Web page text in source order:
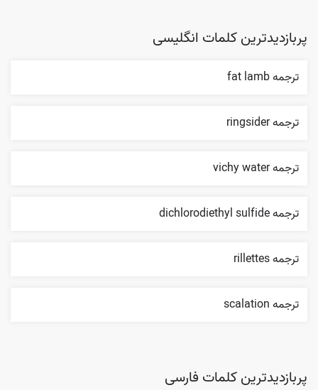
پربازدیدترین کلمات انگلیسی
ترجمه fat lamb
ترجمه ringsider
ترجمه vichy water
ترجمه dichlorodiethyl sulfide
ترجمه rillettes
ترجمه scalation
پربازدیدترین کلمات فارسی